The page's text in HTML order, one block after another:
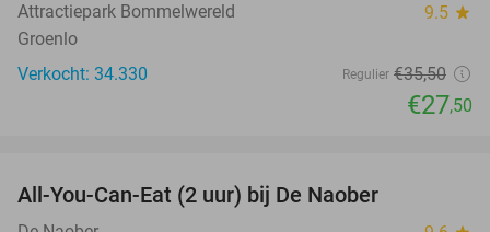
Attractiepark Bommelwereld 9.5 star
Groenlo
Verkocht: 34.330
Regulier €35,50
€27,50
All-You-Can-Eat (2 uur) bij De Naober